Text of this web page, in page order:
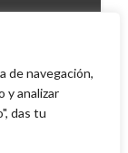
de navegación,
y analizar
das tu
con